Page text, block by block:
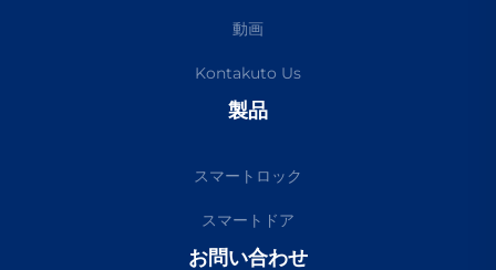
動画
Kontakuto Us
製品
スマートロック
スマートドア
お問い合わせ